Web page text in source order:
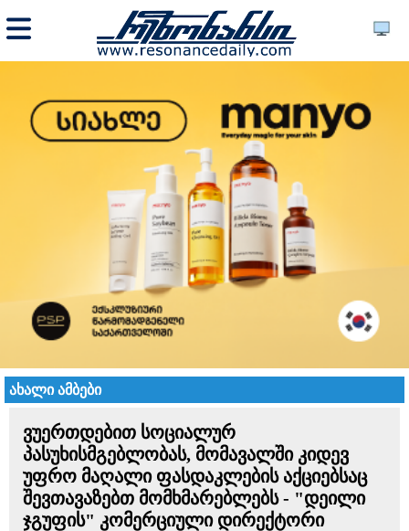
ახალი ამბები
ვუერთდებით სოციალურ
პასუხისმგებლობას, მომავალში კიდევ
უფრო მაღალი ფასდაკლების აქციებსაც
შევთავაზებთ მომხმარებლებს - "დეილი
ჯგუფის" კომერციული დირექტორი